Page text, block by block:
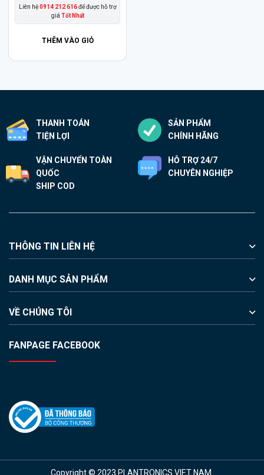
Liên hệ0914 212 616để được hỗ trợ
giá Tốt Nhất
THÊM VÀO GIỎ
THANH TOÁN
TIỆN LỢI
SẢN PHẨM
CHÍNH HÃNG
VẬN CHUYỂN TOÀN
QUỐC
SHIP COD
HỖ TRỢ 24/7
CHUYÊN NGHIỆP
THÔNG TIN LIÊN HỆ
DANH MỤC SẢN PHẨM
VỀ CHÚNG TÔI
FANPAGE FACEBOOK
Copyright © 2023 PLANTRONICS VIET NAM.